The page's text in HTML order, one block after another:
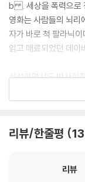
b . 세상을 폭력으로
영화는 사람들의 뇌리
자가 바로 척 팔라닉이
읽고 매료되었던 데이
신선하면서도 반사회
사회에서 항상 패배
를 제시해주었다. 그
들에게는 하나의 성구
208페이지(원서 기
리뷰/한줄평 13
리뷰